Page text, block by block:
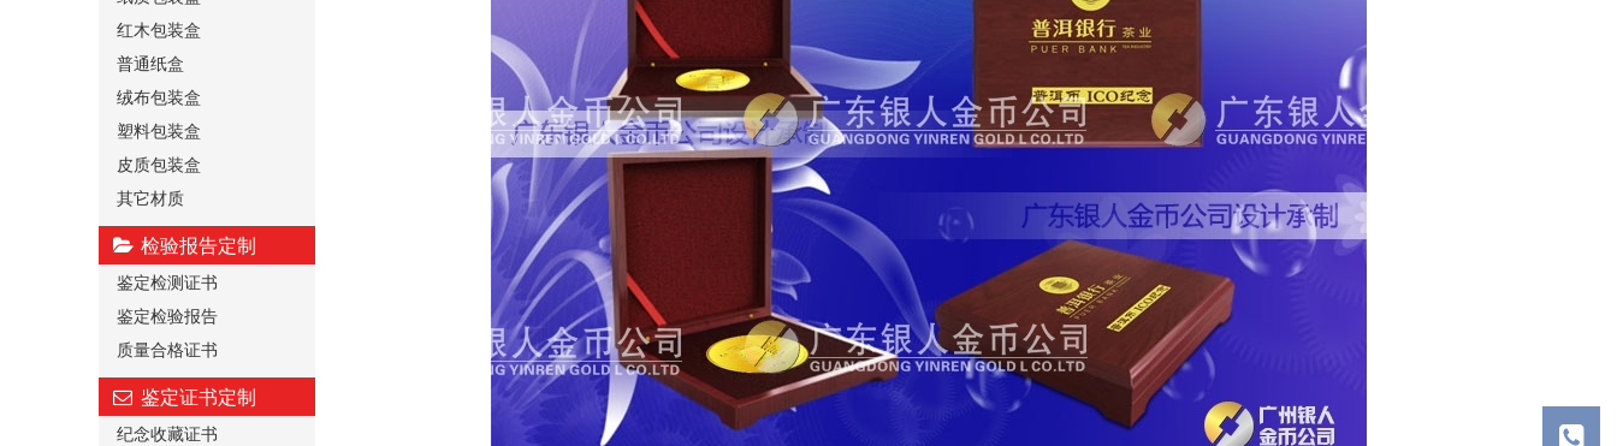
红木包装盒
普通纸盒
绒布包装盒
塑料包装盒
皮质包装盒
其它材质
检验报告定制
鉴定检测证书
鉴定检验报告
质量合格证书
鉴定证书定制
纪念收藏证书